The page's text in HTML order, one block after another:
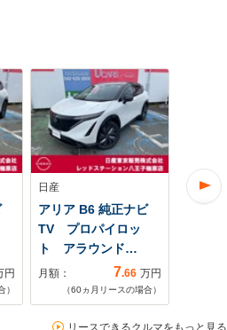
円
）
日産
アリア B6 純正ナビ
TV プロパイロッ
ト アラウンド…
月額： 7.66 万円
（60ヵ月リースの場合）
日産
リースできるクルマをもっと見る